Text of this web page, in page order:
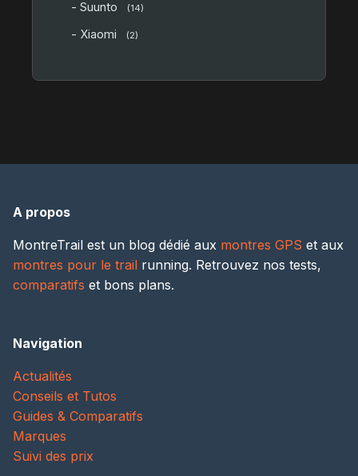
- Suunto (14)
- Xiaomi (2)
A propos
MontreTrail est un blog dédié aux montres GPS et aux
montres pour le trail running. Retrouvez nos tests,
comparatifs et bons plans.
Navigation
Actualités
Conseils et Tutos
Guides & Comparatifs
Marques
Suivi des prix